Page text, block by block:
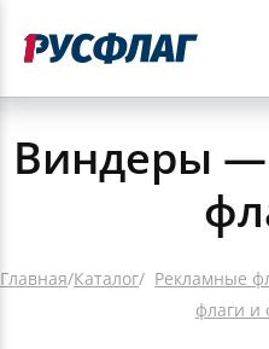
Виндеры
Главная/Каталог/ Рекламные
флаги и